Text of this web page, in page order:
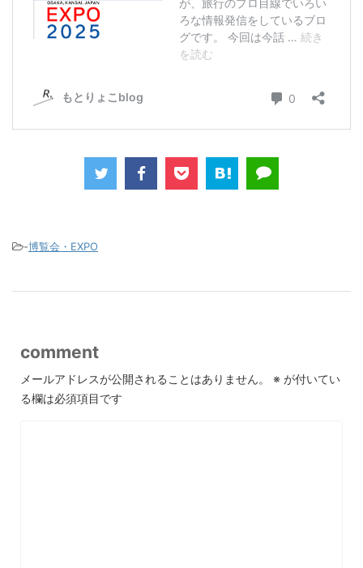
-博覧会・EXPO
comment
メールアドレスが公開されることはありません。 ※ が付いてい
る欄は必須項目です